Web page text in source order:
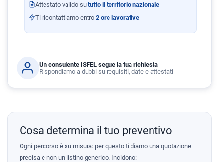
Attestato valido su tutto il territorio nazionale
Ti ricontattiamo entro 2 ore lavorative
Un consulente ISFEL segue la tua richiesta
Rispondiamo a dubbi su requisiti, date e attestati
Cosa determina il tuo preventivo
Ogni percorso è su misura: per questo ti diamo una quotazione
precisa e non un listino generico. Incidono: